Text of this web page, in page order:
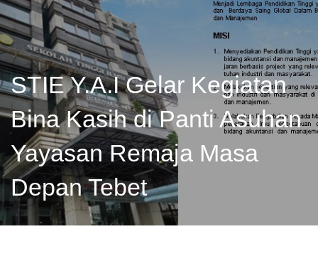
STIE Y.A.I Gelar Kegiatan
Bina Kasih di Panti Asuhan
Yayasan Remaja Masa
Depan Tebet